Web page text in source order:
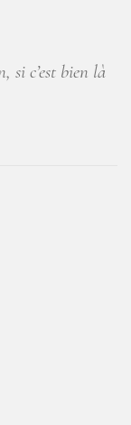
si c’est bien là